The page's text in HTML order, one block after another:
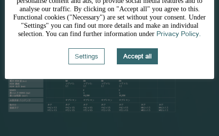
リーユニオンを、提供しています:
analyse our traffic. By clicking on "Accept all" you agree to this.
Functional cookies ("Necessary") are set without your consent. Under
"Settings" you can find out more details and make an individual
selection. You can find further information under Privacy Policy.
Settings Accept all